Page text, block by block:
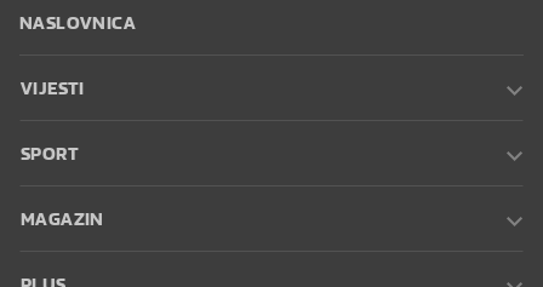
NASLOVNICA
VIJESTI
SPORT
MAGAZIN